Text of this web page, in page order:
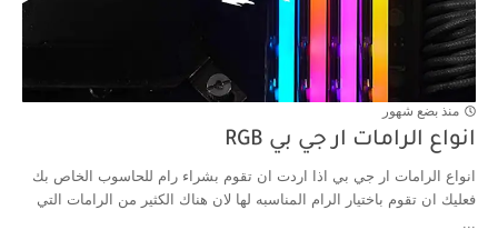
منذ بضع شهور
انواع الرامات ار جي بي RGB
انواع الرامات ار جي بي اذا اردت ان تقوم بشراء رام للحاسوب الخاص بك
فعليك ان تقوم باختيار الرام المناسبه لها لان هناك الكثير من الرامات التي
...